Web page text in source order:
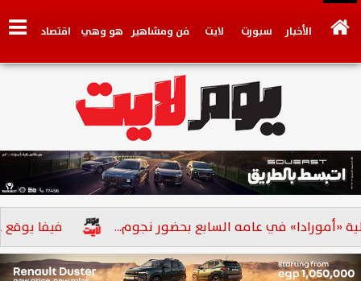
الأخبار سبورت لايت فن ومشاهير هو وهي اقتصاد
وجهات نظر فيديو سيارات
فيفا يوقع عقوبة في عامه السابع بحضور نجوم...